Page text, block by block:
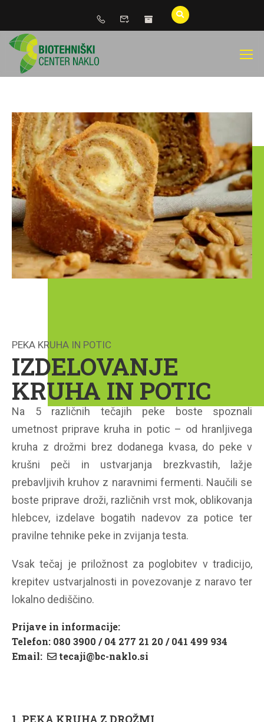
PEKA KRUHA IN POTIC
IZDELOVANJE
KRUHA IN POTIC
Na 5 različnih tečajih peke boste spoznali
umetnost priprave kruha in potic – od hranljivega
kruha z drožmi brez dodanega kvasa, do peke v
krušni peči in ustvarjanja brezkvastih, lažje
prebavljivih kruhov z naravnimi fermenti. Naučili se
boste priprave droži, različnih vrst mok, oblikovanja
hlebcev, izdelave bogatih nadevov za potice ter
pravilne tehnike peke in zvijanja testa.
Vsak tečaj je priložnost za poglobitev v tradicijo,
krepitev ustvarjalnosti in povezovanje z naravo ter
lokalno dediščino.
Prijave in informacije:
Telefon: 080 3900 / 04 277 21 20 / 041 499 934
Email:
tecaji@bc-naklo.si